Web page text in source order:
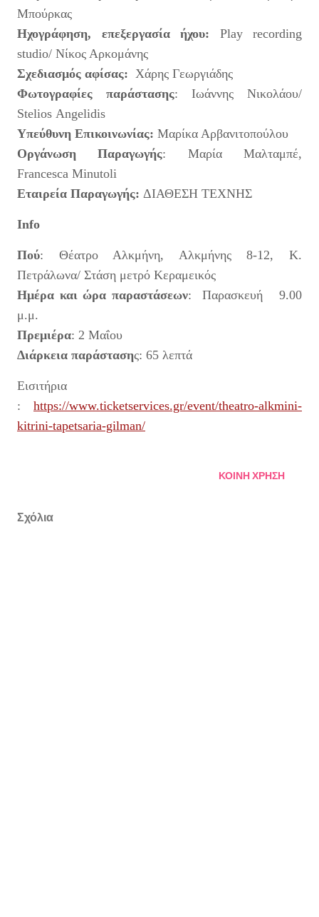
Μπούρκας
Ηχογράφηση, επεξεργασία ήχου: Play recording
studio/ Νίκος Αρκομάνης
Σχεδιασμός αφίσας: Χάρης Γεωργιάδης
Φωτογραφίες παράστασης: Ιωάννης Νικολάου/
Stelios Angelidis
Υπεύθυνη Επικοινωνίας: Μαρίκα Αρβανιτοπούλου
Οργάνωση Παραγωγής: Μαρία Μαλταμπέ,
Francesca Minutoli
Εταιρεία Παραγωγής: ΔΙΑΘΕΣΗ ΤΕΧΝΗΣ
Ιnfo
Πού: Θέατρο Αλκμήνη, Αλκμήνης 8-12, Κ.
Πετράλωνα/ Στάση μετρό Κεραμεικός
Ημέρα και ώρα παραστάσεων: Παρασκευή 9.00
μ.μ.
Πρεμιέρα: 2 Μαΐου
Διάρκεια παράστασης: 65 λεπτά
Εισιτήρια
: https://www.ticketservices.gr/event/theatro-alkmini-
kitrini-tapetsaria-gilman/
ΚΟΙΝΉ ΧΡΉΣΗ
Σχόλια